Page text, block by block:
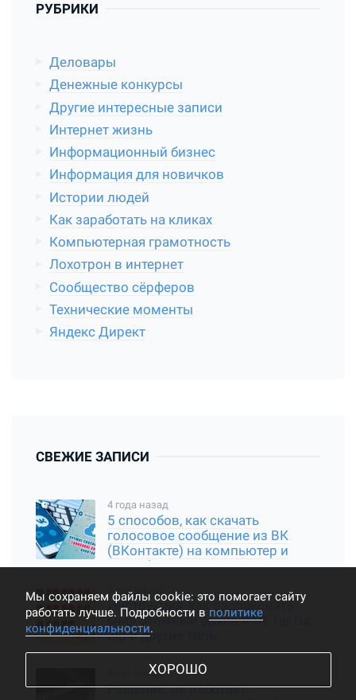
РУБРИКИ
Деловары
Денежные конкурсы
Другие интересные записи
Интернет жизнь
Информационный бизнес
Информация для новичков
Истории людей
Как заработать на кликах
Компьютерная грамотность
Лохотрон в интернет
Сообщество сёрферов
Технические моменты
Яндекс Директ
СВЕЖИЕ ЗАПИСИ
4 года назад
5 способов, как скачать
голосовое сообщение из ВК
(ВКонтакте) на компьютер и
смартфон
5 лет назад
Инструкция, как распаковать
многотомный архив RAR, Tar Gz,
Zip и другие типы
5 лет назад
Решение: не работает
Мы cохраняем файлы cookie: это помогает сайту
работать лучше. Подробности в политике
конфиденциальности.
ХОРОШО